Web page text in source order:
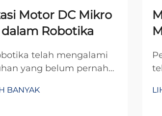
Motor DC Mikro
Robotika
telah mengalami
yang belum pernah
didorong oleh
BANYAK